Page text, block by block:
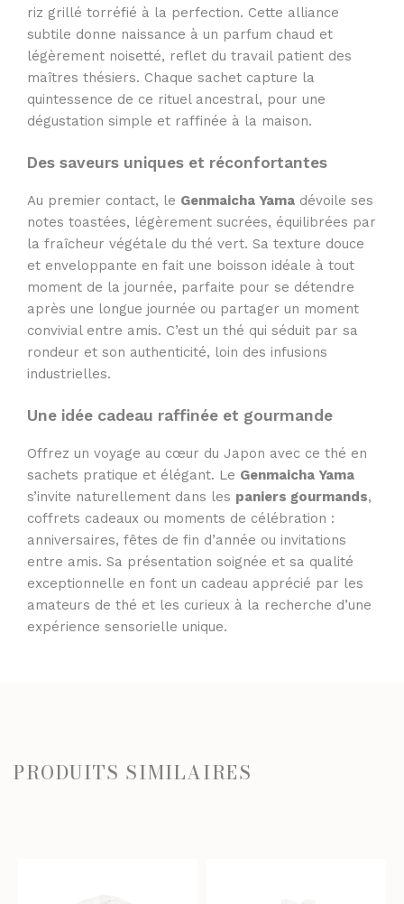
riz grillé torréfié à la perfection. Cette alliance
subtile donne naissance à un parfum chaud et
légèrement noisetté, reflet du travail patient des
maîtres thésiers. Chaque sachet capture la
quintessence de ce rituel ancestral, pour une
dégustation simple et raffinée à la maison.
Des saveurs uniques et réconfortantes
Au premier contact, le Genmaicha Yama dévoile ses
notes toastées, légèrement sucrées, équilibrées par
la fraîcheur végétale du thé vert. Sa texture douce
et enveloppante en fait une boisson idéale à tout
moment de la journée, parfaite pour se détendre
après une longue journée ou partager un moment
convivial entre amis. C’est un thé qui séduit par sa
rondeur et son authenticité, loin des infusions
industrielles.
Une idée cadeau raffinée et gourmande
Offrez un voyage au cœur du Japon avec ce thé en
sachets pratique et élégant. Le Genmaicha Yama
s’invite naturellement dans les paniers gourmands,
coffrets cadeaux ou moments de célébration :
anniversaires, fêtes de fin d’année ou invitations
entre amis. Sa présentation soignée et sa qualité
exceptionnelle en font un cadeau apprécié par les
amateurs de thé et les curieux à la recherche d’une
expérience sensorielle unique.
PRODUITS SIMILAIRES